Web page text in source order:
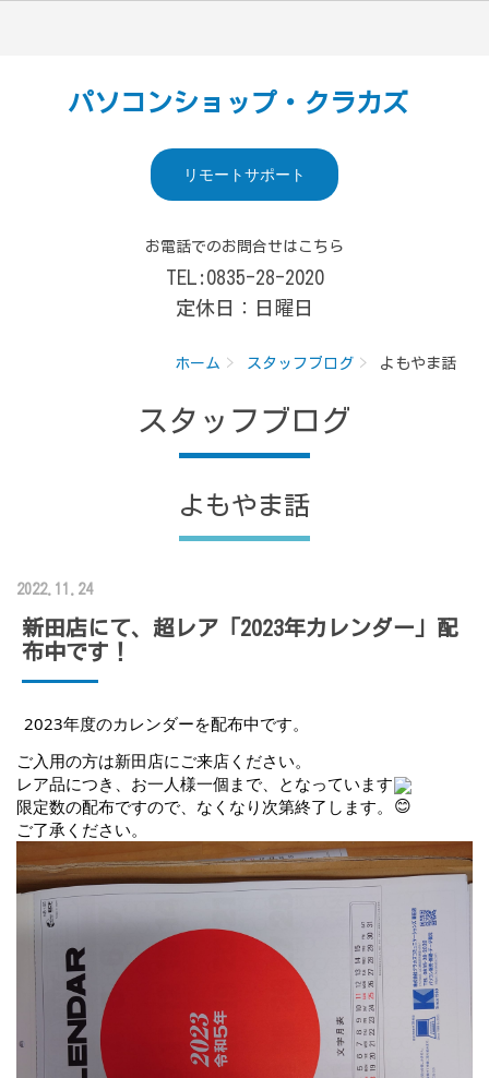
パソコンショップ・クラカズ
リモートサポート
お電話でのお問合せはこちら
TEL:0835-28-2020
定休日：日曜日
ホーム スタッフブログ よもやま話
スタッフブログ
よもやま話
2022.11.24
新田店にて、超レア「2023年カレンダー」配
布中です！
2023年度のカレンダーを配布中です。
ご入用の方は新田店にご来店ください。
レア品につき、お一人様一個まで、となっています
限定数の配布ですので、なくなり次第終了します。
ご了承ください。